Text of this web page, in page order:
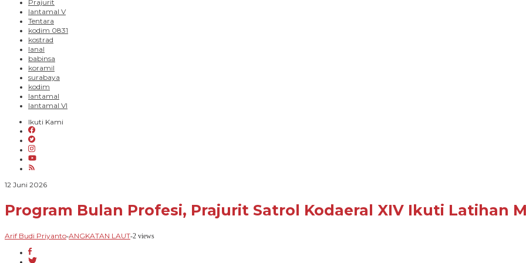
Prajurit
lantamal V
Tentara
kodim 0831
kostrad
lanal
babinsa
koramil
surabaya
kodim
lantamal
lantamal VI
Ikuti Kami
12 Juni 2026oleh
Priyanto
Program Bulan Profesi, Prajurit Satrol Kodaeral XIV Ikuti Latihan
Arif Budi Priyanto-ANGKATAN LAUT-2 views